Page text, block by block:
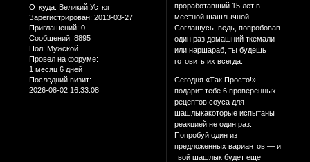
Откуда: Великий Устюг
Зарегистрирован: 2013-03-27
Приглашений: 0
Сообщений: 8895
Пол: Мужской
Провел на форуме:
1 месяц 6 дней
Последний визит:
2026-08-02 16:33:08
проработавший 15 лет в
местной шашлычной.
Соглашусь, ведь, попробовав
один раз домашний ткемали
или наршараб, ты будешь
готовить их всегда.
Сегодня «Так Просто!»
подарит тебе 6 проверенных
рецептов соуса для
шашлыкакоторые испытаны
реакцией не один раз.
Попробуй один из
предложенных вариантов — и
твой шашлык будет еще